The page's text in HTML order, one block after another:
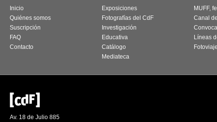
Inicio
Quiénes somos
Suscripción
FAQ
Contacto
Exposiciones
Fotografías del CdF
Investigación
Educativa
Catálogo
Mediateca
MUFF,
Canal
Líneas
Av. 18 de Julio 885